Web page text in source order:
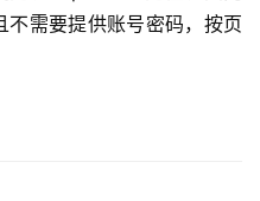
需要提供账号密码，按页